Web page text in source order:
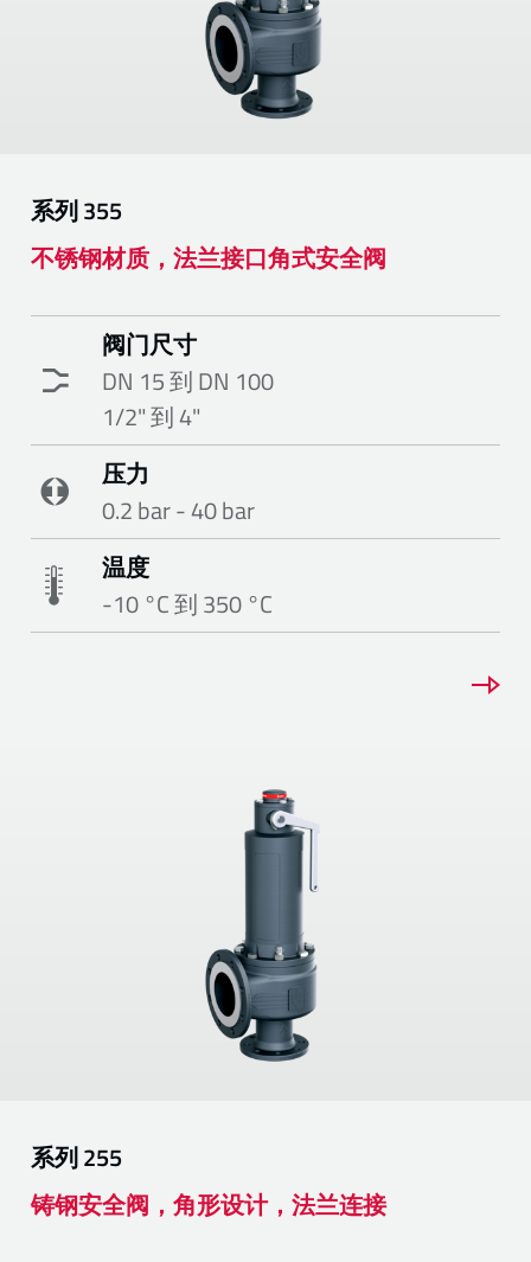
系列355
不锈钢材质，法兰接口角式安全阀
阀门尺寸
DN 15 到 DN 100
1/2" 到 4"
压力
0.2 bar - 40 bar
温度
-10 °C 到 350 °C
系列255
铸钢安全阀，角形设计，法兰连接